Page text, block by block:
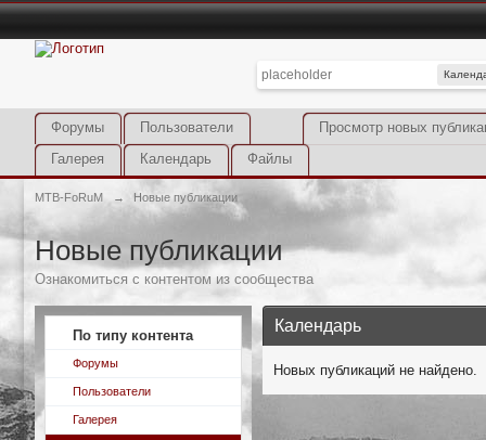
Просмотр новых
Форумы
Пользователи
Галерея
Календарь Файлы
MTB-FoRuM → Новые публикации
Новые публикации
Ознакомиться с контентом из сообщества
По типу контента
Форумы
Пользователи
Галерея
Календарь
Новых публикаций не найдено.